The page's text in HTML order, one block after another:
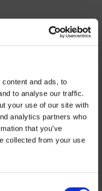
and ads, to
to analyse our traffic.
your use of our site with
analytics partners who
that you’ve
collected from your use
LE PRODUIT
sur